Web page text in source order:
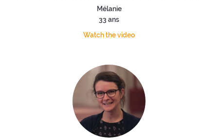
Mélanie
33 ans
Watch the video